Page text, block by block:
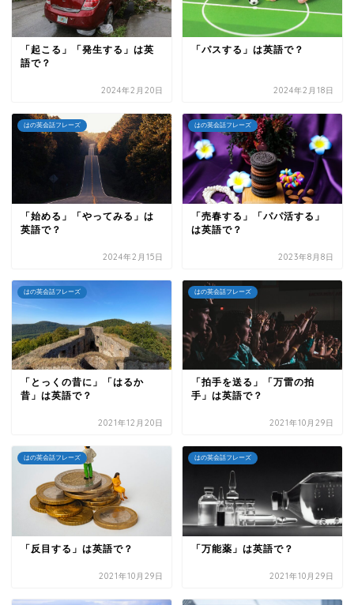
「起こる」「発生する」は英
語で？
2024年2月20日
「パスする」は英語で？
2024年2月18日
はの英会話フレーズ
「始める」「やってみる」は
英語で？
2024年2月15日
はの英会話フレーズ
「売春する」「パパ活する」
は英語で？
2023年8月8日
はの英会話フレーズ
「とっくの昔に」「はるか
昔」は英語で？
2021年12月20日
はの英会話フレーズ
「拍手を送る」「万雷の拍
手」は英語で？
2021年10月29日
はの英会話フレーズ
「反目する」は英語で？
2021年10月29日
はの英会話フレーズ
「万能薬」は英語で？
2021年10月29日